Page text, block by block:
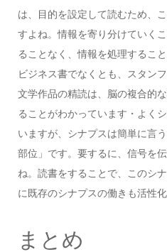
は、目的を設定して読むため、
すよね。情報を寄り分けていく
ることなく、情報を処理するこ
ビジネス書でなくとも、スタン
文学作品の精読は、脳の複合的
ることがわかっています・よく
いますが、シナプスは簡単に言
部位」です。要するに、信号を
ね。読書をすることで、このシ
に既存のシナプスの働きも活性
まとめ